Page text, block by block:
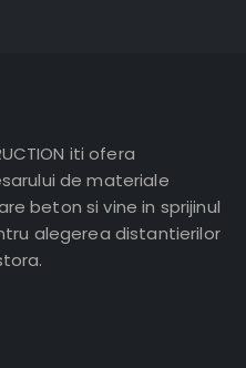
iti ofera
de materiale
beton si vine in sprijinul
alegerea distantierilor